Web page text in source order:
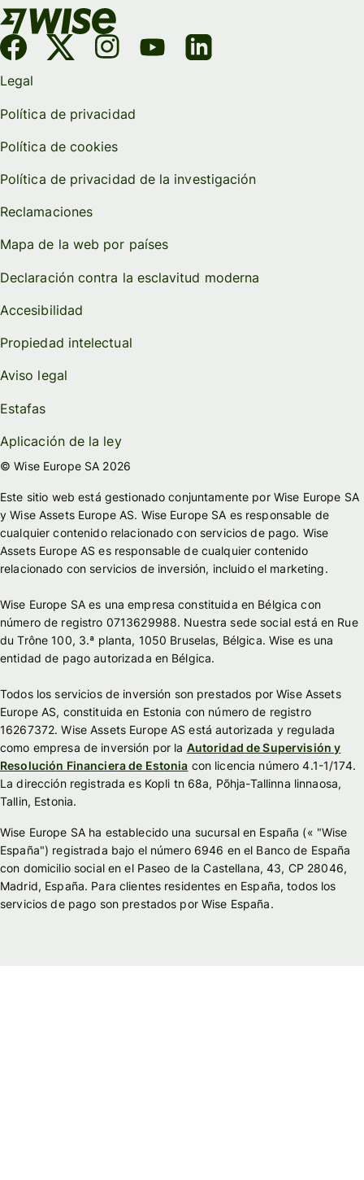
Legal
Política de privacidad
Política de cookies
Política de privacidad de la investigación
Reclamaciones
Mapa de la web por países
Declaración contra la esclavitud moderna
Accesibilidad
Propiedad intelectual
Aviso legal
Estafas
Aplicación de la ley
© Wise Europe SA 2026
Este sitio web está gestionado conjuntamente por Wise Europe SA
y Wise Assets Europe AS. Wise Europe SA es responsable de
cualquier contenido relacionado con servicios de pago. Wise
Assets Europe AS es responsable de cualquier contenido
relacionado con servicios de inversión, incluido el marketing.
Wise Europe SA es una empresa constituida en Bélgica con
número de registro 0713629988. Nuestra sede social está en Rue
du Trône 100, 3.ª planta, 1050 Bruselas, Bélgica. Wise es una
entidad de pago autorizada en Bélgica.
Todos los servicios de inversión son prestados por Wise Assets
Europe AS, constituida en Estonia con número de registro
16267372. Wise Assets Europe AS está autorizada y regulada
como empresa de inversión por la Autoridad de Supervisión y
Resolución Financiera de Estonia con licencia número 4.1-1/174.
La dirección registrada es Kopli tn 68a, Põhja-Tallinna linnaosa,
Tallin, Estonia.
Wise Europe SA ha establecido una sucursal en España (« "Wise
España") registrada bajo el número 6946 en el Banco de España
con domicilio social en el Paseo de la Castellana, 43, CP 28046,
Madrid, España. Para clientes residentes en España, todos los
servicios de pago son prestados por Wise España.